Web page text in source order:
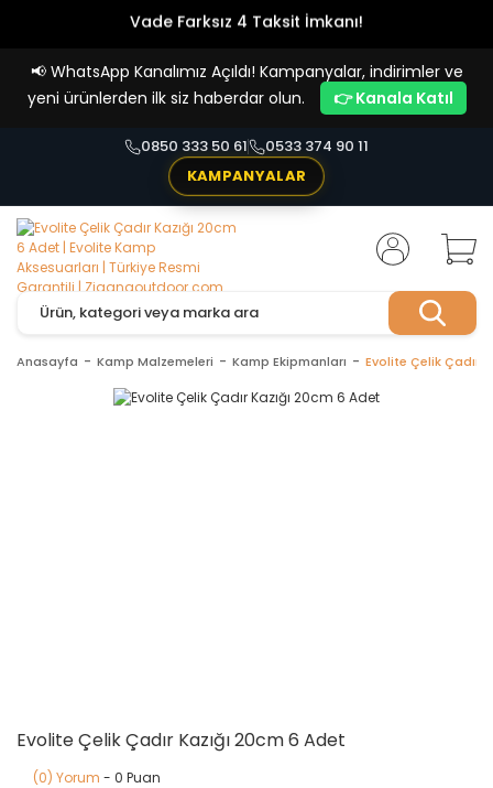
Vade Farksız 4 Taksit İmkanı!
📢 WhatsApp Kanalımız Açıldı! Kampanyalar, indirimler ve
yeni ürünlerden ilk siz haberdar olun.
👉 Kanala Katıl
0850 333 50 61
0533 374 90 11
KAMPANYALAR
Anasayfa Kamp Malzemeleri Kamp Ekipmanları Evolite Çelik Çadır
Evolite Çelik Çadır Kazığı 20cm 6 Adet
(0) Yorum - 0 Puan